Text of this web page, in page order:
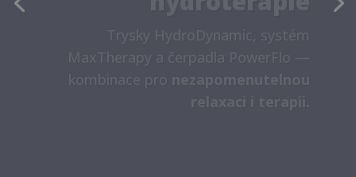
Dotykový panel
a osobní
intuitivně, kdykoliv potřebujete.